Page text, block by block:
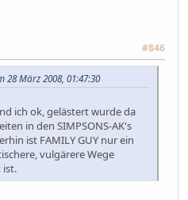
#846
28 März 2008, 01:47:30
ich ok, gelästert wurde da
in den SIMPSONS-AK's
ist FAMILY GUY nur ein
vulgärere Wege
ist.